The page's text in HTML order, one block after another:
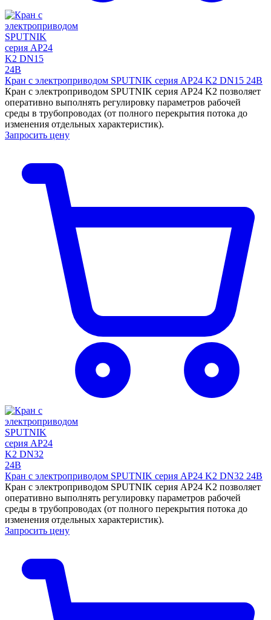
Кран с электроприводом SPUTNIK серия AP24 K2 DN15 24B
Кран с электроприводом SPUTNIK серия AP24 K2 позволяет
оперативно выполнять регулировку параметров рабочей
среды в трубопроводах (от полного перекрытия потока до
изменения отдельных характеристик).
Запросить цену
Кран с электроприводом SPUTNIK серия AP24 K2 DN32 24B
Кран с электроприводом SPUTNIK серия AP24 K2 позволяет
оперативно выполнять регулировку параметров рабочей
среды в трубопроводах (от полного перекрытия потока до
изменения отдельных характеристик).
Запросить цену